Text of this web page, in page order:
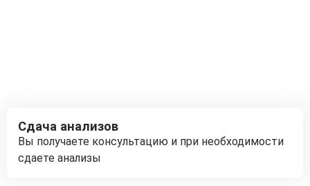
Сдача анализов
Вы получаете консультацию и при необходимости
сдаете анализы